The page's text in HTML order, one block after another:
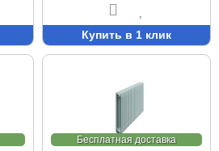
Купить в 1 клик
Бесплатная доставка